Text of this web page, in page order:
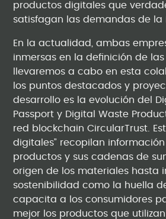
productos digitales que
satisfagan las demandas de la
En la actualidad, ambas
inmersas en la definición de
llevaremos a cabo en esta
los puntos destacados y
desarrollo es la evolución del
Passport y Digital Waste
red blockchain CircularTrust.
digitales” recopilan
productos y sus cadenas de
origen de los materiales hasta
sostenibilidad como la huella
capacita a los consumidores
mejor los productos que